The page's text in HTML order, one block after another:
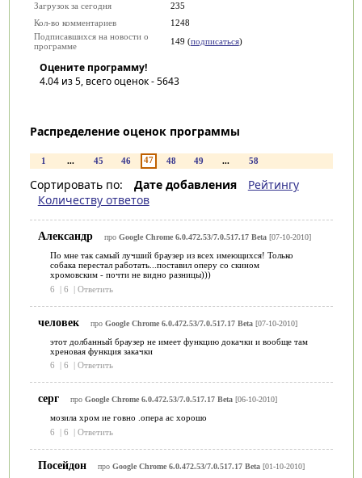
Загрузок за сегодня
235
Кол-во комментариев
1248
Подписавшихся на новости о
программе
149 (подписаться)
Оцените программу!
4.04из 5, всего оценок -5643
Распределение оценок программы
1 ... 45 46 47 48 49 ... 58
Сортировать по: Дате добавления
Рейтингу
Количеству ответов
Александр про Google Chrome 6.0.472.53/7.0.517.17 Beta[07-10-2010]
По мне так самый лучший браузер из всех имеющихся! Только
собака перестал работать...поставил оперу со скином
хромовским - почти не видно разницы)))
6
| 6 | Ответить
человек про Google Chrome 6.0.472.53/7.0.517.17 Beta[07-10-2010]
этот долбанный браузер не имеет функцию докачки и вообще там
хреновая функция закачки
6
| 6 | Ответить
серг про Google Chrome 6.0.472.53/7.0.517.17 Beta[06-10-2010]
мозила хром ие говно .опера ас хорошо
6
| 6 | Ответить
Посейдон про Google Chrome 6.0.472.53/7.0.517.17 Beta[01-10-2010]